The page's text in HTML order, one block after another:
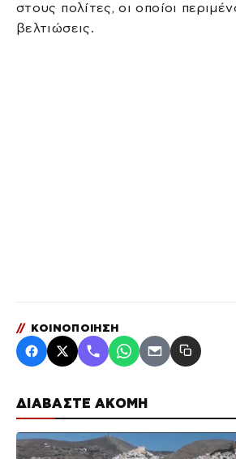
ΔΙΑΒΑΣΤΕ ΑΚΟΜΗ
στους πολίτες, οι οποίοι
βελτιώσεις.
// ΚΟΙΝΟΠΟΙΗΣΗ